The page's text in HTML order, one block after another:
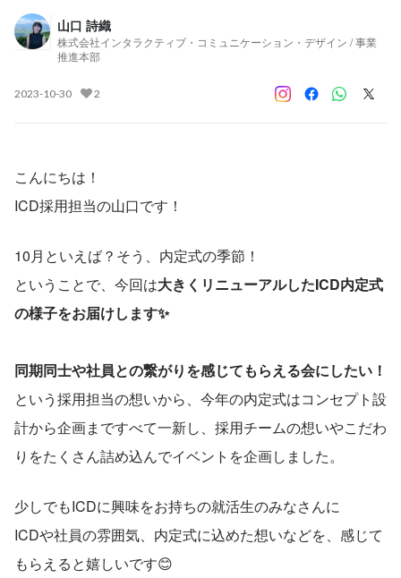
山口 詩織
株式会社インタラクティブ・コミュニケーション・デザイン / 事業
推進本部
2023-10-30 2
こんにちは！
ICD採用担当の山口です！
10月といえば？そう、内定式の季節！
ということで、今回は大きくリニューアルしたICD内定式
の様子をお届けします✨
同期同士や社員との繋がりを感じてもらえる会にしたい！
という採用担当の想いから、今年の内定式はコンセプト設
計から企画まですべて一新し、採用チームの想いやこだわ
りをたくさん詰め込んでイベントを企画しました。
少しでもICDに興味をお持ちの就活生のみなさんに
ICDや社員の雰囲気、内定式に込めた想いなどを、感じて
もらえると嬉しいです😊​